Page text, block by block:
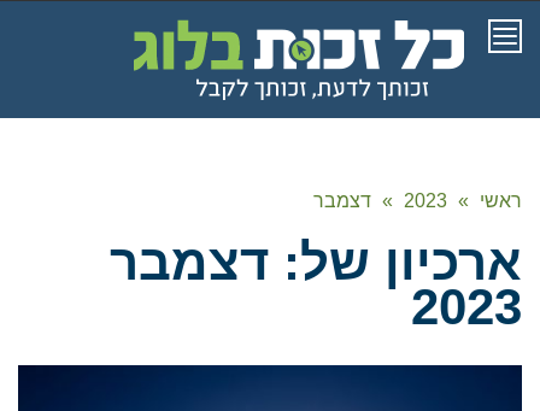
תפריט
ראשי »
2023
» דצמבר
ארכיון של: דצמבר
2023